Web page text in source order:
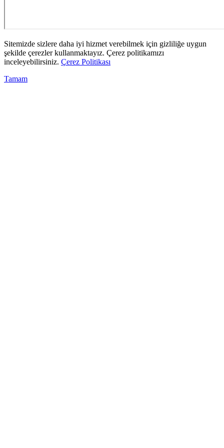
Sitemizde sizlere daha iyi hizmet verebilmek için gizliliğe uygun
şekilde çerezler kullanmaktayız. Çerez politikamızı
inceleyebilirsiniz. Çerez Politikası
Tamam